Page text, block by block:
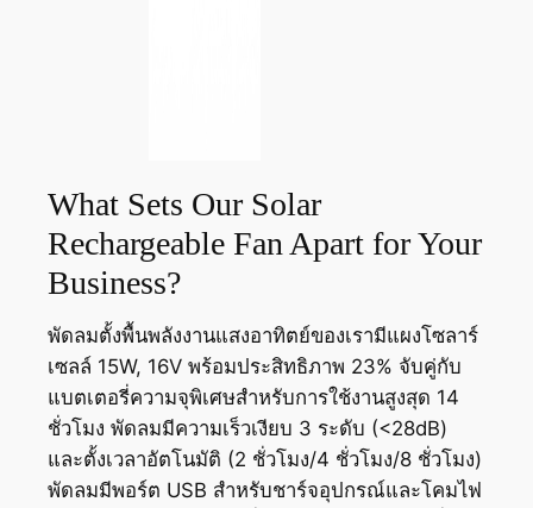
What Sets Our Solar
Rechargeable Fan Apart for Your
Business?
พัดลมตั้งพื้นพลังงานแสงอาทิตย์ของเรามีแผงโซลาร์
เซลล์ 15W, 16V พร้อมประสิทธิภาพ 23% จับคู่กับ
แบตเตอรี่ความจุพิเศษสำหรับการใช้งานสูงสุด 14
ชั่วโมง พัดลมมีความเร็วเงียบ 3 ระดับ (<28dB)
และตั้งเวลาอัตโนมัติ (2 ชั่วโมง/4 ชั่วโมง/8 ชั่วโมง)
พัดลมมีพอร์ต USB สำหรับชาร์จอุปกรณ์และโคมไฟ